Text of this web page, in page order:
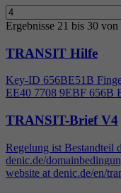
Ergebnisse 21 bis 30 von
TRANSIT Hilfe
Key-ID 656BE51B
EE40 7708 9EBF 656B
TRANSIT-Brief V4
Regelung ist Bestandteil
denic.de/
website at denic.de/en/